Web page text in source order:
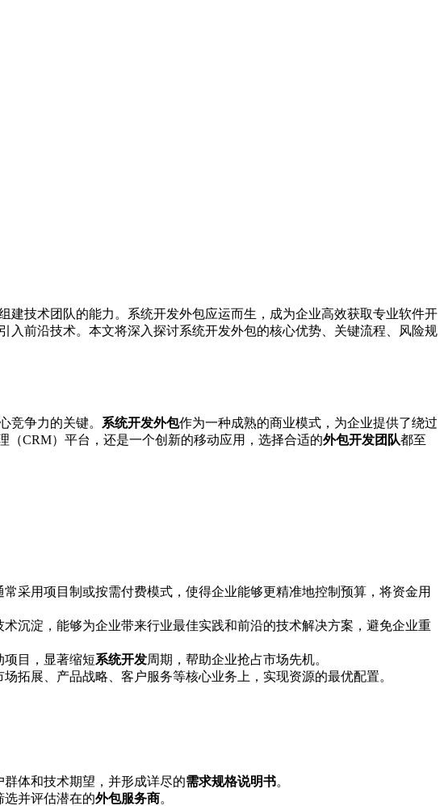
技术团队的能力。系统开发外包应运而生，成为企业高效获取专业软件开
前沿技术。本文将深入探讨系统开发外包的核心优势、关键流程、风险规
竞争力的关键。 系统开发外包作为一种成熟的商业模式，为企业提供了绕过
CRM）平台，还是一个创新的移动应用，选择合适的外包开发团队都至
采用项目制或按需付费模式，使得企业能够更精准地控制预算，将资金用
沉淀，能够为企业带来行业最佳实践和前沿的技术解决方案，避免企业重
项目，显著缩短系统开发周期，帮助企业抢占市场先机。
拓展、产品战略、客户服务等核心业务上，实现资源的最优配置。
体和技术期望，并形成详尽的需求规格说明书。
并评估潜在的外包服务商。